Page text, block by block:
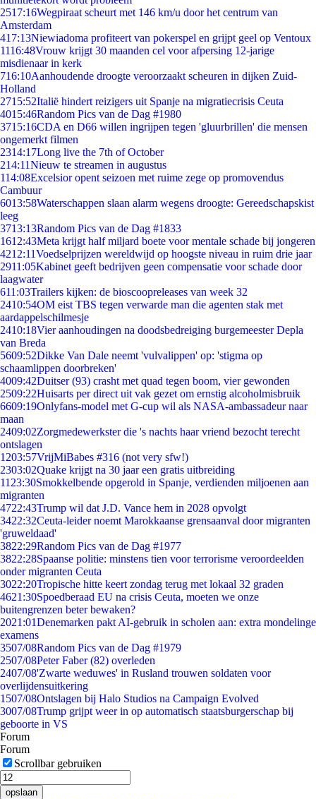
2517:16Wegpiraat scheurt met 146 km/u door het centrum van
Amsterdam
417:13Niewiadoma profiteert van pokerspel en grijpt geel op Ventoux
1116:48Vrouw krijgt 30 maanden cel voor afpersing 12-jarige
misdienaar in kerk
716:10Aanhoudende droogte veroorzaakt scheuren in dijken Zuid-
Holland
2715:52Italië hindert reizigers uit Spanje na migratiecrisis Ceuta
4015:46Random Pics van de Dag #1980
3715:16CDA en D66 willen ingrijpen tegen 'gluurbrillen' die mensen
ongemerkt filmen
2314:17Long live the 7th of October
214:11Nieuw te streamen in augustus
114:08Excelsior opent seizoen met ruime zege op promovendus
Cambuur
6013:58Waterschappen slaan alarm wegens droogte: Gereedschapskist
leeg
3713:13Random Pics van de Dag #1833
1612:43Meta krijgt half miljard boete voor mentale schade bij jongeren
4212:11Voedselprijzen wereldwijd op hoogste niveau in ruim drie jaar
2911:05Kabinet geeft bedrijven geen compensatie voor schade door
laagwater
611:03Trailers kijken: de bioscoopreleases van week 32
2410:54OM eist TBS tegen verwarde man die agenten stak met
aardappelschilmesje
2410:18Vier aanhoudingen na doodsbedreiging burgemeester Depla
van Breda
5609:52Dikke Van Dale neemt 'vulvalippen' op: 'stigma op
schaamlippen doorbreken'
4009:42Duitser (93) crasht met quad tegen boom, vier gewonden
2509:22Huisarts per direct uit vak gezet om ernstig alcoholmisbruik
6609:19Onlyfans-model met G-cup wil als NASA-ambassadeur naar
maan
2409:02Zorgmedewerkster die 's nachts haar vriend bezocht terecht
ontslagen
1203:57VrijMiBabes #316 (not very sfw!)
2303:02Quake krijgt na 30 jaar een gratis uitbreiding
11 23:30Smokkelbende opgerold in Spanje, verdienden miljoenen aan
migranten
4722:43Trump wil dat J.D. Vance hem in 2028 opvolgt
3422:32Ceuta-leider noemt Marokkaanse grensaanval door migranten
'gruweldaad'
3822:29Random Pics van de Dag #1977
3822:28Spaanse politie: minstens tien voor terrorisme veroordeelden
onder migranten Ceuta
3022:20Tropische hitte keert zondag terug met lokaal 32 graden
4621:30Spoedberaad EU na crisis Ceuta, moeten we onze
buitengrenzen beter bewaken?
2021:01Denemarken pakt AI-gebruik in scholen aan: extra mondelinge
examens
3507/08Random Pics van de Dag #1979
2507/08Peter Faber (82) overleden
2407/08'Zwarte weduwes' in Rusland trouwen soldaten voor
overlijdensuitkering
1507/08Ontslagen bij Halo Studios na Campaign Evolved
3007/08Trump grijpt weer in op automatisch staatsburgerschap bij
geboorte in VS
Forum
Forum
Scrollbar gebruiken
opslaan